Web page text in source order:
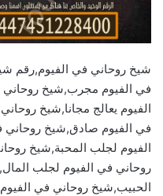
شيخ روحاني في الفيوم,رقم
في الفيوم مجرب,شيخ
الفيوم يعالج مجانا,شيخ
في الفيوم صادق,شيخ
الفيوم لجلب المحبة,شيخ
روحاني في الفيوم لجلب
الحبيب,شيخ روحاني في